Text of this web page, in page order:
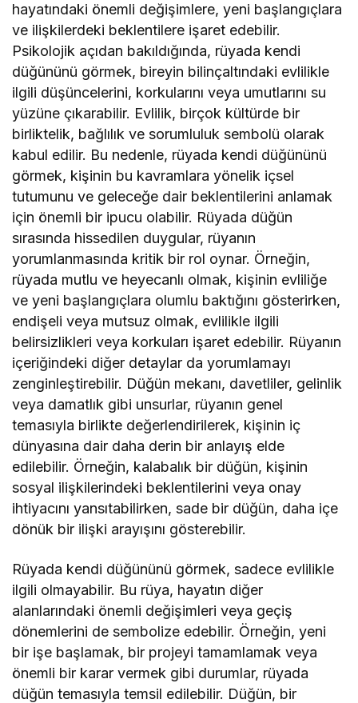
hayatındaki önemli değişimlere, yeni başlangıçlara
ve ilişkilerdeki beklentilere işaret edebilir.
Psikolojik açıdan bakıldığında, rüyada kendi
düğününü görmek, bireyin bilinçaltındaki evlilikle
ilgili düşüncelerini, korkularını veya umutlarını su
yüzüne çıkarabilir. Evlilik, birçok kültürde bir
birliktelik, bağlılık ve sorumluluk sembolü olarak
kabul edilir. Bu nedenle, rüyada kendi düğününü
görmek, kişinin bu kavramlara yönelik içsel
tutumunu ve geleceğe dair beklentilerini anlamak
için önemli bir ipucu olabilir. Rüyada düğün
sırasında hissedilen duygular, rüyanın
yorumlanmasında kritik bir rol oynar. Örneğin,
rüyada mutlu ve heyecanlı olmak, kişinin evliliğe
ve yeni başlangıçlara olumlu baktığını gösterirken,
endişeli veya mutsuz olmak, evlilikle ilgili
belirsizlikleri veya korkuları işaret edebilir. Rüyanın
içeriğindeki diğer detaylar da yorumlamayı
zenginleştirebilir. Düğün mekanı, davetliler, gelinlik
veya damatlık gibi unsurlar, rüyanın genel
temasıyla birlikte değerlendirilerek, kişinin iç
dünyasına dair daha derin bir anlayış elde
edilebilir. Örneğin, kalabalık bir düğün, kişinin
sosyal ilişkilerindeki beklentilerini veya onay
ihtiyacını yansıtabilirken, sade bir düğün, daha içe
dönük bir ilişki arayışını gösterebilir.
Rüyada kendi düğününü görmek, sadece evlilikle
ilgili olmayabilir. Bu rüya, hayatın diğer
alanlarındaki önemli değişimleri veya geçiş
dönemlerini de sembolize edebilir. Örneğin, yeni
bir işe başlamak, bir projeyi tamamlamak veya
önemli bir karar vermek gibi durumlar, rüyada
düğün temasıyla temsil edilebilir. Düğün, bir